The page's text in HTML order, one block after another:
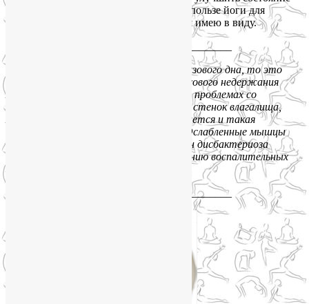
здоровья в целом. Почитайте статью о пользе йоги для
женского здоровья, и вы поймете, что я имею в виду.
____________________________
Что же касается укрепления мышц тазового дна, то это
необходимо не только в лечении стрессового недержания
мочи у женщин, но и при многих других проблемах со
здоровьем, в частности, при опущении стенок влагалища,
матки, мочевого пузыря. Нередко случается и такая
неприятность, как недержание кала. Ослабленные мышцы
тазового дна являются одной из причин дисбактериоза
влагалища и способствуют возникновению воспалительных
____________________________